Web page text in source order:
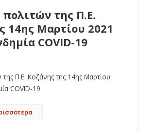
της Π.Ε.
14ης Μαρτίου 2021
COVID-19
Π.Ε. Κοζάνης της 14ης Μαρτίου
COVID-19